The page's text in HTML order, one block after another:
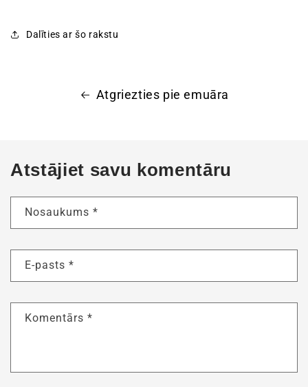
Dalīties ar šo rakstu
Atgriezties pie emuāra
Atstājiet savu komentāru
Nosaukums *
E-pasts *
Komentārs *